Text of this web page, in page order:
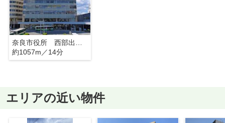
約1057m／14分
エリアの近い物件